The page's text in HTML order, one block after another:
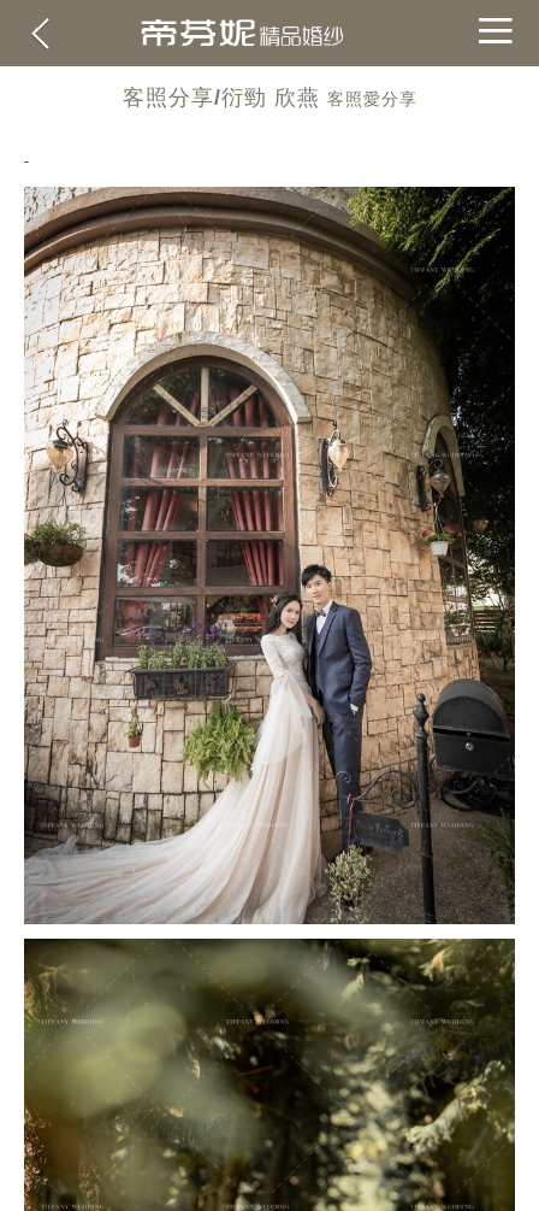
關於帝芬妮ABOUT
海外OVERSEA
撥打 CONTACT
諮詢CONSULTATION
地址ADDRESS
客照分享/衍勁 欣燕 客照愛分享
-